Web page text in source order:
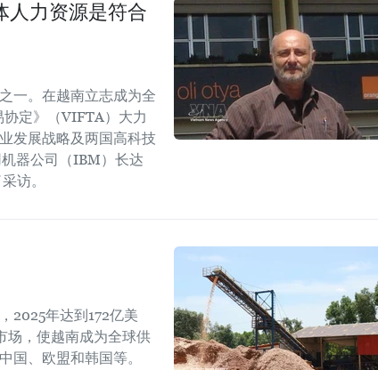
人力资源是符合
一。在越南立志成为全
定》（VIFTA）大力
发展战略及两国高科技
器公司（IBM）长达
访。
2025年达到172亿美
场，使越南成为全球供
国、欧盟和韩国等。